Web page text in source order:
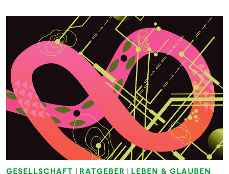
GESELLSCHAFT | RATGEBER | LEBEN & GLAUBEN